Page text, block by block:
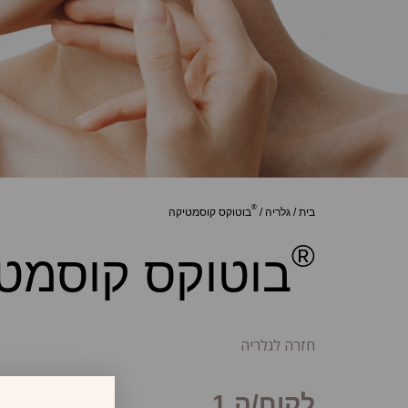
בית/ גלריה /
®בוטוקס קוסמטיקה
®בוטוקס
חזרה לגלריה